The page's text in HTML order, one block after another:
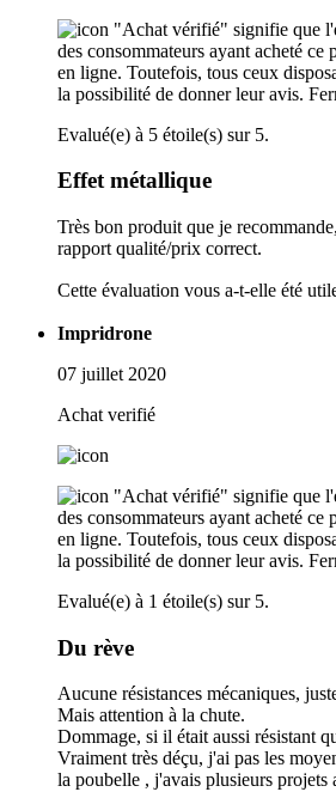
"Achat vérifié" signifie que
des consommateurs ayant acheté
en ligne. Toutefois, tous ceux
la possibilité de donner leur avis.
Evalué(e) à 5 étoile(s) sur 5.
Effet métallique
Très bon produit que je
rapport qualité/prix correct.
Cette évaluation vous a-t-elle été
Impridrone
07 juillet 2020
Achat verifié
"Achat vérifié" signifie que
des consommateurs ayant acheté
en ligne. Toutefois, tous ceux
la possibilité de donner leur avis.
Evalué(e) à 1 étoile(s) sur 5.
Du rève
Aucune résistances mécaniques,
Mais attention à la chute.
Dommage, si il était aussi résistant
Vraiment très déçu, j'ai pas les
la poubelle , j'avais plusieurs projets